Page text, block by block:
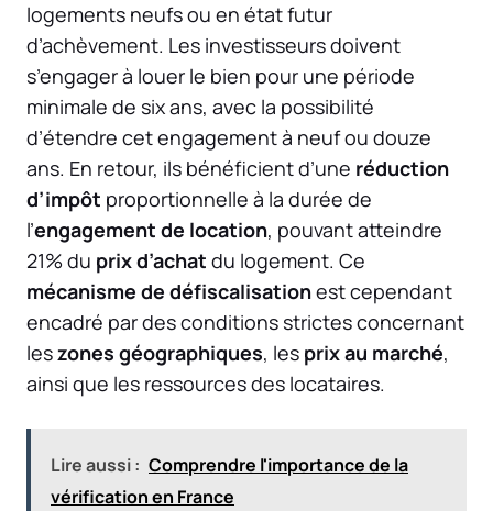
logements neufs ou en état futur
d’achèvement. Les investisseurs doivent
s’engager à louer le bien pour une période
minimale de six ans, avec la possibilité
d’étendre cet engagement à neuf ou douze
ans. En retour, ils bénéficient d’une réduction
d’impôt proportionnelle à la durée de
l’engagement de location, pouvant atteindre
21% du prix d’achat du logement. Ce
mécanisme de défiscalisationest cependant
encadré par des conditions strictes concernant
leszones géographiques, les prix au marché,
ainsi que les ressources des locataires.
Lire aussi : Comprendre l'importance de la
vérification en France